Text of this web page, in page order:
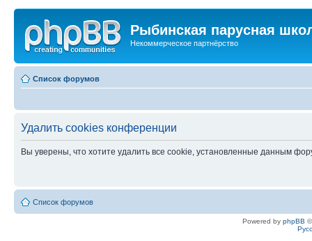
Рыбинская парусная
Некоммерческое партнёрство
Список форумов
Удалить cookies конференции
Вы уверены, что хотите удалить все cookie, установленные данным
Список форумов
Powered by phpBB